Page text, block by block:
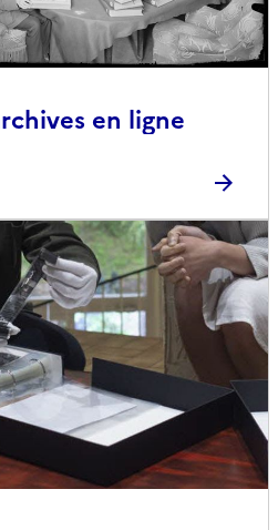
en ligne